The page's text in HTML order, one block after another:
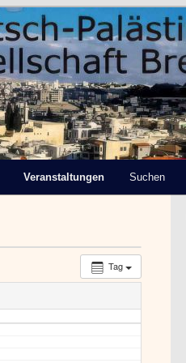
Veranstaltungen Suchen
Tag